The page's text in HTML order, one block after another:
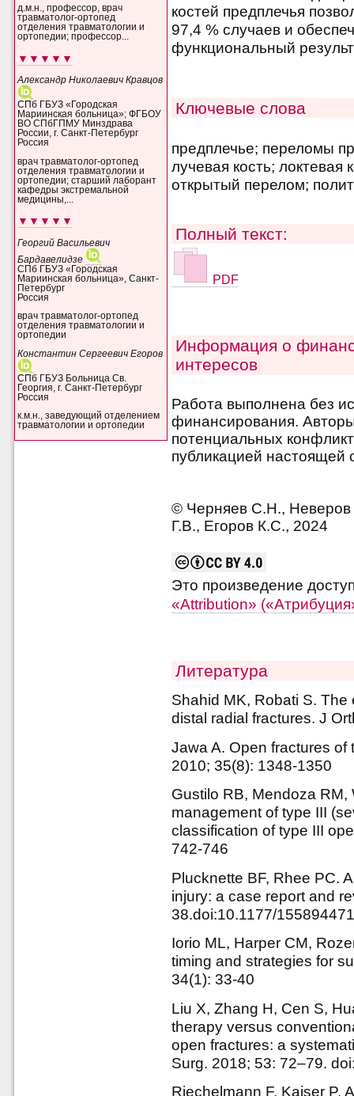
д.м.н., профессор, врач
травматолог-ортопед
отделения травматологии и
ортопедии; профессор...
▼▼▼▼▼
Александр Николаевич Кравцов
СПб ГБУЗ «Городская
Мариинская больница»; ФГБОУ
ВО СПбГПМУ Минздрава
России, г. Санкт-Петербург
Россия
врач травматолог-ортопед
отделения травматологии и
ортопедии; старший лаборант
кафедры экстремальной
медицины,...
▼▼▼▼▼
Георгий Васильевич
Бардавелидзе
СПб ГБУЗ «Городская
Мариинская больница», Санкт-
Петербург
Россия
врач травматолог-ортопед
отделения травматологии и
ортопедии
Константин Сергеевич Егоров
СПб ГБУЗ Больница Св.
Георгия, г. Санкт-Петербург
Россия
к.м.н., заведующий отделением
травматологии и ортопедии
костей предплечья
97,4 % случаев и
функциональный
Ключевые слова
предплечье; переломы
лучевая кость;
открытый перелом;
Полный текст:
PDF
Информация о
интересов
Работа выполнена без
финансирования.
потенциальных
публикацией настоящей
© Черняев С.Н.,
Г.В., Егоров К.С., 2024
Это произведение
«Attribution»
Литература
Shahid MK, Robati S.
distal radial fractures. J
Jawa A. Open fractures of
2010; 35(8): 1348-1350
Gustilo RB, Mendoza
management of type III
classification of type III
742-746
Plucknette BF, Rhee PC.
injury: a case report and
38.doi:10.1177/
Iorio ML, Harper CM,
timing and strategies for
34(1): 33-40
Liu X, Zhang H, Cen S,
therapy versus
open fractures: a
Surg. 2018; 53: 72–79.
Riechelmann F, Kaiser P,